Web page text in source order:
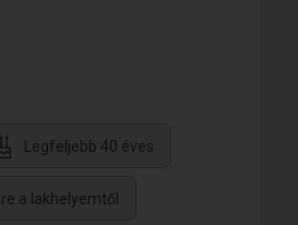
Legfeljebb 40 éves
a lakhelyemtől